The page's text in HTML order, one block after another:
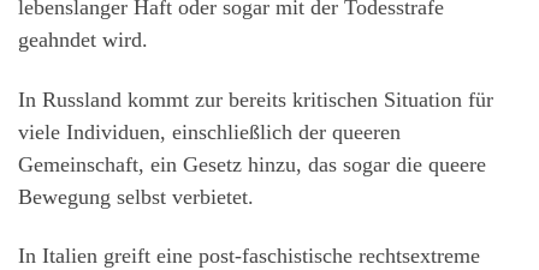
lebenslanger Haft oder sogar mit der Todesstrafe
geahndet wird.
In Russland kommt zur bereits kritischen Situation für
viele Individuen, einschließlich der queeren
Gemeinschaft, ein Gesetz hinzu, das sogar die queere
Bewegung selbst verbietet.
In Italien greift eine post-faschistische rechtsextreme